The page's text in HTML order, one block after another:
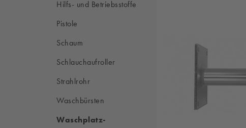
Hilfs- und Betriebsstoffe
Pistole
Schaum
Schlauchaufroller
Strahlrohr
Waschbürsten
Waschplatz-